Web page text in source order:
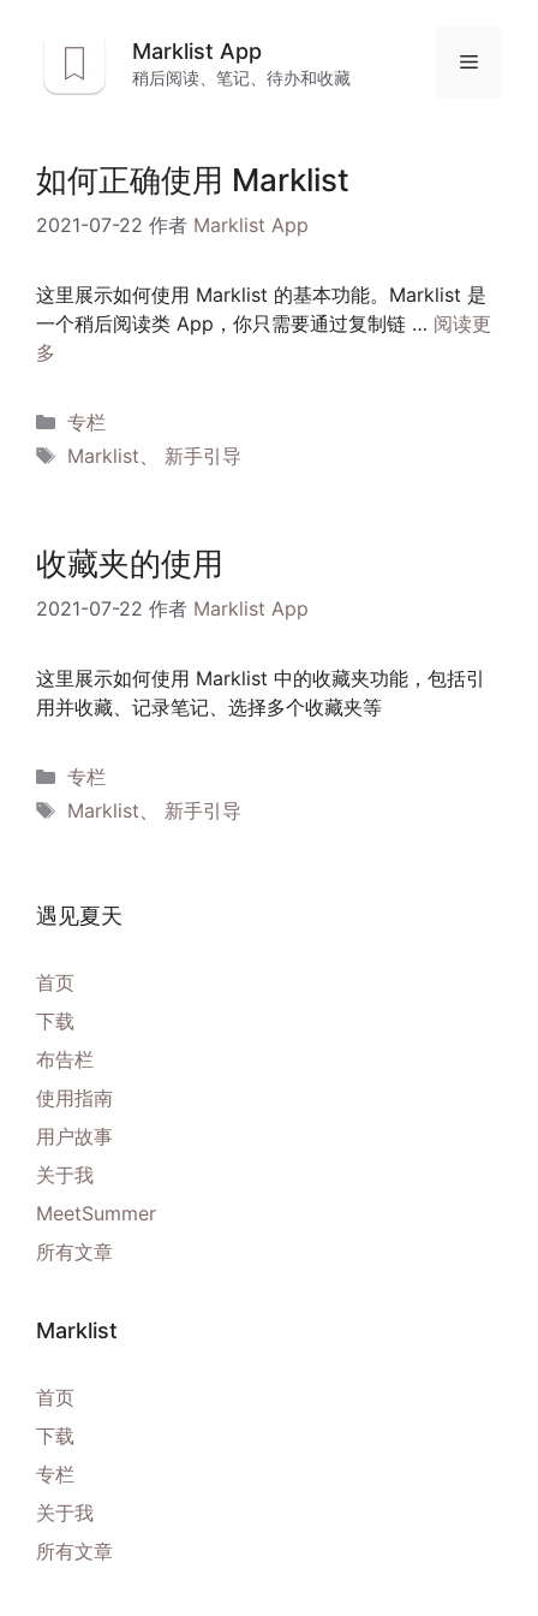
Marklist App
稍后阅读、笔记、待办和收藏
菜
如何正确使用 Marklist
2021-07-22 作者 Marklist App
这里展示如何使用 Marklist 的基本功能。Marklist 是
一个稍后阅读类 App，你只需要通过复制链 … 阅读更
多
分
类
专栏
标
Marklist、 新手引导
收藏夹的使用
2021-07-22 作者 Marklist App
这里展示如何使用 Marklist 中的收藏夹功能，包括引
用并收藏、记录笔记、选择多个收藏夹等
分
类
专栏
标
Marklist、 新手引导
遇见夏天
首页
下载
布告栏
使用指南
用户故事
关于我
MeetSummer
所有文章
Marklist
首页
下载
专栏
关于我
所有文章